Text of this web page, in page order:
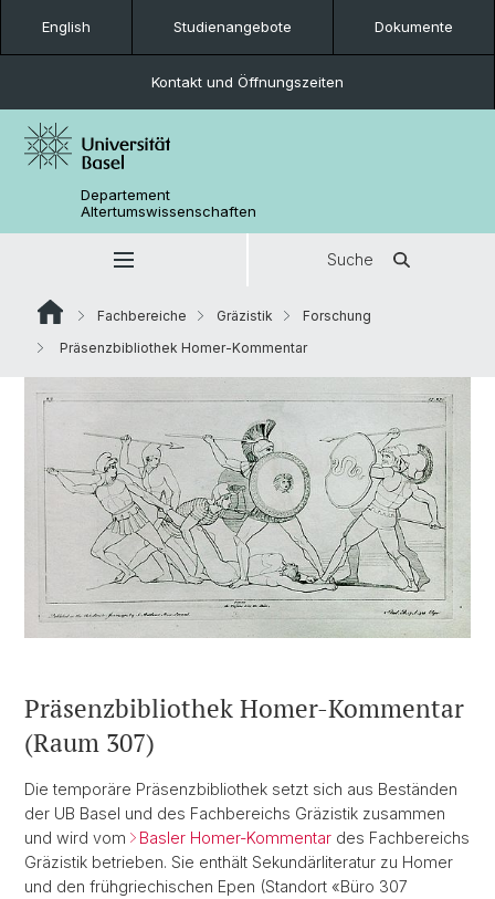
English Studienangebote Dokumente
Kontakt und Öffnungszeiten
Departement
Altertumswissenschaften
Suche
Fachbereiche Gräzistik
Forschung
Präsenzbibliothek Homer-Kommentar
Präsenzbibliothek Homer-Kommentar
(Raum 307)
Die temporäre Präsenzbibliothek setzt sich aus Beständen
der UB Basel und des Fachbereichs Gräzistik zusammen
und wird vom
Basler Homer-Kommentar des Fachbereichs
Gräzistik betrieben. Sie enthält Sekundärliteratur zu Homer
und den frühgriechischen Epen (Standort «Büro 307